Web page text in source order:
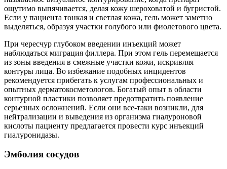
ощутимо выпячивается, делая кожу шероховатой и бугристой.
Если у пациента тонкая и светлая кожа, гель может заметно
выделяться, образуя участки голубого или фиолетового цвета.
При чересчур глубоком введении инъекций может
наблюдаться миграция филлера. При этом гель перемещается
из зоны введения в смежные участки кожи, искривляя
контуры лица. Во избежание подобных инцидентов
рекомендуется прибегать к услугам профессиональных и
опытных дерматокосметологов. Богатый опыт в области
контурной пластики позволяет предотвратить появление
серьезных осложнений. Если они все-таки возникли, для
нейтрализации и выведения из организма гиалуроновой
кислоты пациенту предлагается провести курс инъекций
гиалуронидазы.
Эмболия сосудов